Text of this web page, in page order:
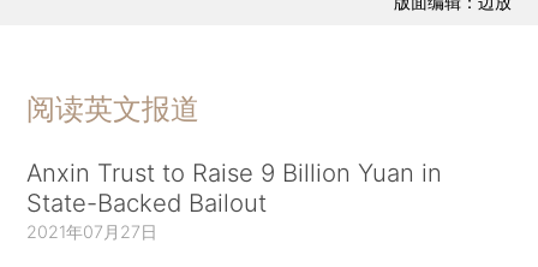
阅读英文报道
Anxin Trust to Raise 9 Billion Yuan in
State-Backed Bailout
2021年07月27日